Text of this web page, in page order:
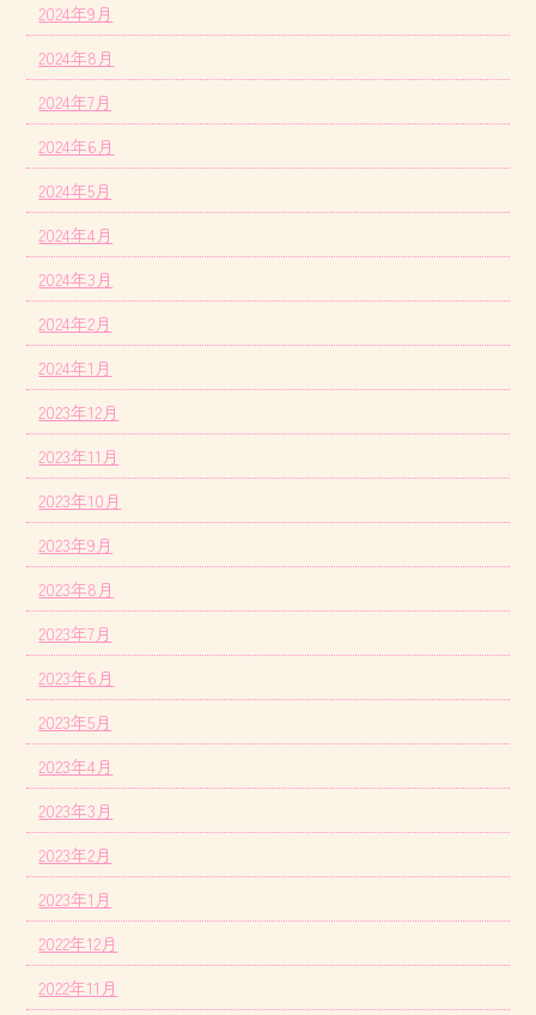
2024年9月
2024年8月
2024年7月
2024年6月
2024年5月
2024年4月
2024年3月
2024年2月
2024年1月
2023年12月
2023年11月
2023年10月
2023年9月
2023年8月
2023年7月
2023年6月
2023年5月
2023年4月
2023年3月
2023年2月
2023年1月
2022年12月
2022年11月